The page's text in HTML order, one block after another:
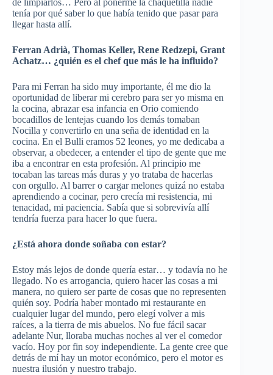
de limpiarlos… Pero al ponerme la chaquetilla nadie
tenía por qué saber lo que había tenido que pasar para
llegar hasta allí.
Ferran Adrià, Thomas Keller, Rene Redzepi, Grant
Achatz… ¿quién es el chef que más le ha influido?
Para mi Ferran ha sido muy importante, él me dio la
oportunidad de liberar mi cerebro para ser yo misma en
la cocina, abrazar esa infancia en Orio comiendo
bocadillos de lentejas cuando los demás tomaban
Nocilla y convertirlo en una seña de identidad en la
cocina. En el Bulli eramos 52 leones, yo me dedicaba a
observar, a obedecer, a entender el tipo de gente que me
iba a encontrar en esta profesión. Al principio me
tocaban las tareas más duras y yo trataba de hacerlas
con orgullo. Al barrer o cargar melones quizá no estaba
aprendiendo a cocinar, pero crecía mi resistencia, mi
tenacidad, mi paciencia. Sabía que si sobrevivía allí
tendría fuerza para hacer lo que fuera.
¿Está ahora donde soñaba con estar?
Estoy más lejos de donde quería estar… y todavía no he
llegado. No es arrogancia, quiero hacer las cosas a mi
manera, no quiero ser parte de cosas que no representen
quién soy. Podría haber montado mi restaurante en
cualquier lugar del mundo, pero elegí volver a mis
raíces, a la tierra de mis abuelos. No fue fácil sacar
adelante Nur, lloraba muchas noches al ver el comedor
vacío. Hoy por fin soy independiente. La gente cree que
detrás de mí hay un motor económico, pero el motor es
nuestra ilusión y nuestro trabajo.